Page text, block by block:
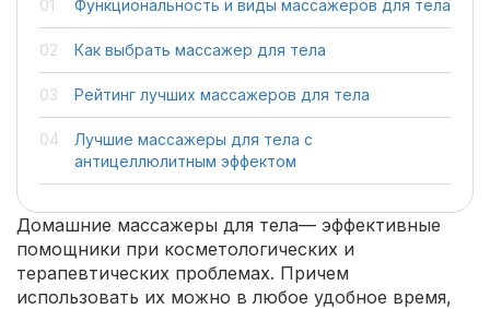
Функциональность и виды массажеров для тела
Как выбрать массажер для тела
Рейтинг лучших массажеров для тела
Лучшие массажеры для тела с
антицеллюлитным эффектом
Домашние массажеры для тела— эффективные
помощники при косметологических и
терапевтических проблемах. Причем
использовать их можно в любое удобное время,